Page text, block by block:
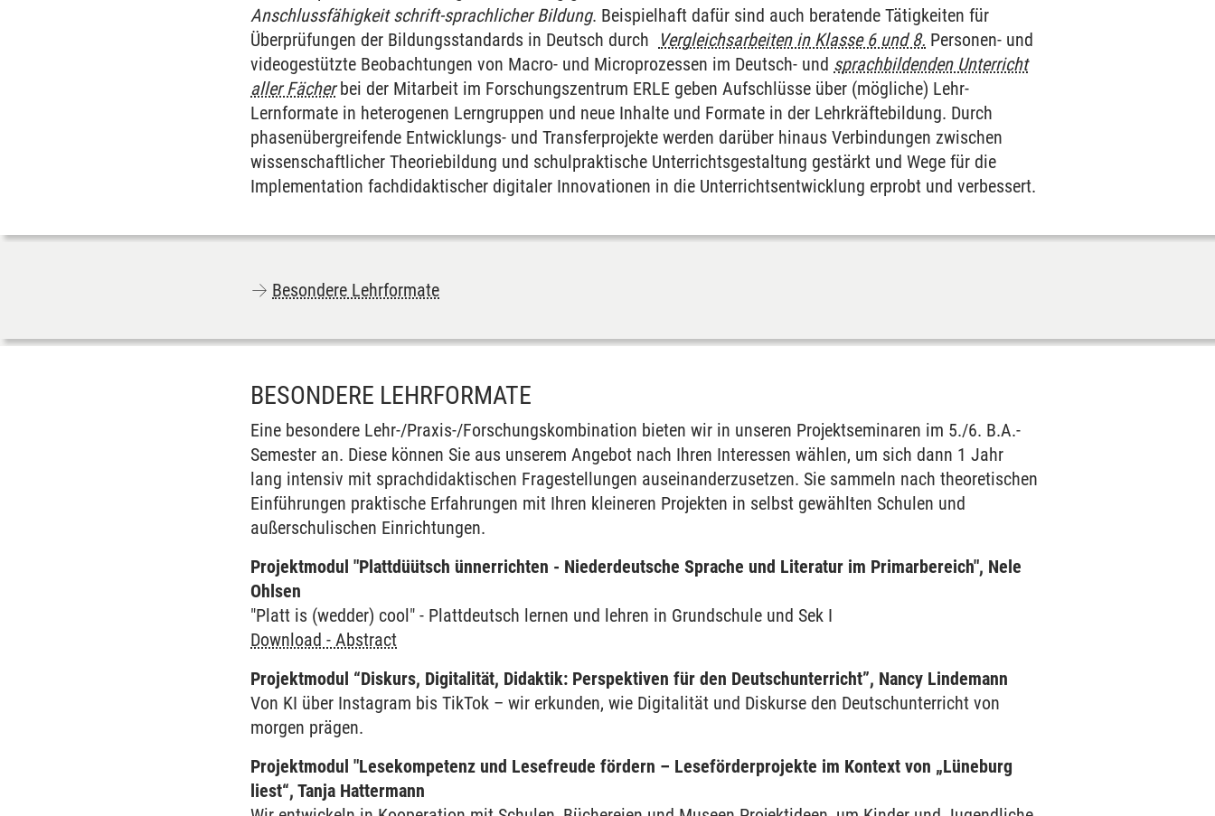
Anschlussfähigkeit schrift-sprachlicher Bildung. Beispielhaft dafür sind auch beratende Tätigkeiten für
Überprüfungen der Bildungsstandards in Deutsch durch
Vergleichsarbeiten in Klasse 6 und 8. Personen- und
videogestützte Beobachtungen von Macro- und Microprozessen im Deutsch- und sprachbildenden Unterricht
aller Fächerbei der Mitarbeit im Forschungszentrum ERLE geben Aufschlüsse über (mögliche) Lehr-
Lernformate in heterogenen Lerngruppen und neue Inhalte und Formate in der Lehrkräftebildung. Durch
phasenübergreifende Entwicklungs- und Transferprojekte werden darüber hinaus Verbindungen zwischen
wissenschaftlicher Theoriebildung und schulpraktische Unterrichtsgestaltung gestärkt und Wege für die
Implementation fachdidaktischer digitaler Innovationen in die Unterrichtsentwicklung erprobt und verbessert.
Besondere Lehrformate
BESONDERE LEHRFORMATE
Eine besondere Lehr-/Praxis-/Forschungskombination bieten wir in unseren Projektseminaren im 5./6. B.A.-
Semester an. Diese können Sie aus unserem Angebot nach Ihren Interessen wählen, um sich dann 1 Jahr
lang intensiv mit sprachdidaktischen Fragestellungen auseinanderzusetzen. Sie sammeln nach theoretischen
Einführungen praktische Erfahrungen mit Ihren kleineren Projekten in selbst gewählten Schulen und
außerschulischen Einrichtungen.
Projektmodul "Plattdüütsch ünnerrichten - Niederdeutsche Sprache und Literatur im Primarbereich", Nele
Ohlsen
"Platt is (wedder) cool" - Plattdeutsch lernen und lehren in Grundschule und Sek I
Download - Abstract
Projektmodul “Diskurs, Digitalität, Didaktik: Perspektiven für den Deutschunterricht”, Nancy Lindemann
Von KI über Instagram bis TikTok – wir erkunden, wie Digitalität und Diskurse den Deutschunterricht von
morgen prägen.
Projektmodul "Lesekompetenz und Lesefreude fördern – Leseförderprojekte im Kontext von „Lüneburg
liest“, Tanja Hattermann